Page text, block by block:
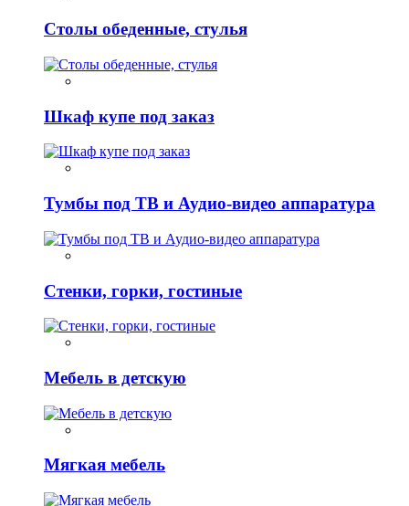
Столы обеденные, стулья
Шкаф купе под заказ
Тумбы под ТВ и Аудио-видео аппаратура
Стенки, горки, гостиные
Мебель в детскую
Мягкая мебель